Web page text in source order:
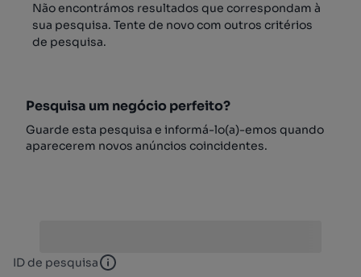
Não encontrámos resultados que correspondam à
sua pesquisa. Tente de novo com outros critérios
de pesquisa.
Pesquisa um negócio perfeito?
Guarde esta pesquisa e informá-lo(a)-emos quando
aparecerem novos anúncios coincidentes.
ID de pesquisa ID de pesquisa